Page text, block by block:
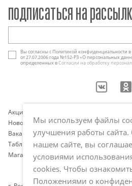
Акции
Новости
Вакансии
Таблица размеров
Магазины
подписаться на
Вы согласны с Политикой конфиденциальности
от 27.07.2006 года №152-РЗ «О персональных
определенных вСогласии на обработку
Мы используем файлы
улучшения работы сайта.
нашем сайте, вы
условиями
cookies. Чтобы
Положениями о